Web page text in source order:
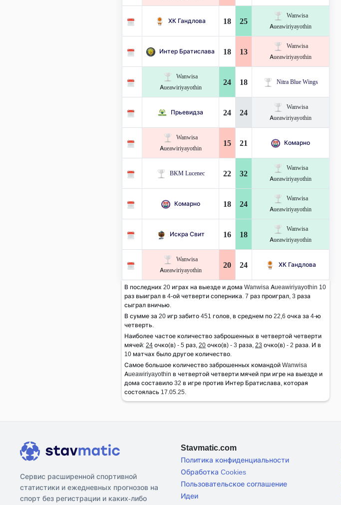
ХК Гандлова 18 25
Wanwisa
Aueawiriyayothin
Интер Братислава 18 13
Wanwisa
Aueawiriyayothin
Wanwisa
Aueawiriyayothin
24 18 Nitra Blue Wings
Прьевидза 24 24
Wanwisa
Aueawiriyayothin
Wanwisa
Aueawiriyayothin
15 21 Комарно
BKM Lucenec 22 32
Wanwisa
Aueawiriyayothin
Комарно 18 24
Wanwisa
Aueawiriyayothin
Искра Свит 16 18
Wanwisa
Aueawiriyayothin
Wanwisa
Aueawiriyayothin
20 24 ХК Гандлова
В последних 20 играх на выезде и дома Wanwisa Aueawiriyayothin 10
раз выиграл в 4-ой четверти соперника. 7 раз проиграл, 3 раза
сыграл вничью.
В сумме за 20 игр забито 451 голов, в среднем по 22,6 очка за 4-ю
четверть.
Наиболее частое количество заброшенных в четвертой четверти
мячей: 24 очко(в) - 5 раз, 20 очко(в) - 3 раза, 23 очко(в) - 2 раза. И в
10 матчах было другое количество.
Самое большое количество заброшенных командой Wanwisa
Aueawiriyayothin в четвертой четверти мячей при игре на выезде и
дома составило 32 в игре против Интер Братислава, которая
состоялась 17.05.25.
Сервис расширенной спортивной
статистики и ежедневных прогнозов на
спорт без регистрации и каких-либо
Stavmatic.com
Политика конфиденциальности
Обработка Cookies
Пользовательское соглашение
Идеи